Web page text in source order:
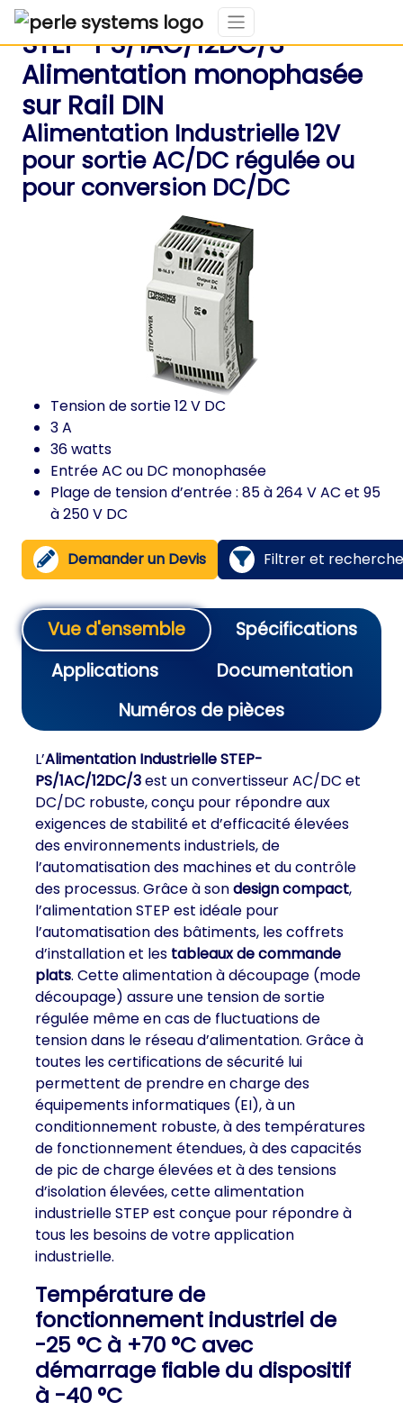
STEP-PS/1AC/12DC/3
Alimentation monophasée
sur Rail DIN
Alimentation Industrielle 12V
pour sortie AC/DC régulée ou
pour conversion DC/DC
Tension de sortie 12 V DC
3 A
36 watts
Entrée AC ou DC monophasée
Plage de tension d’entrée : 85 à 264 V AC et 95
à 250 V DC
Demander un Devis Filtrer et
Vue d'ensemble
Spécifications
Applications
Documentation
Numéros de pièces
L’Alimentation Industrielle STEP-
PS/1AC/12DC/3est un convertisseur AC/DC et
DC/DC robuste, conçu pour répondre aux
exigences de stabilité et d’efficacité élevées
des environnements industriels, de
l’automatisation des machines et du contrôle
des processus. Grâce à sondesign compact,
l’alimentation STEP est idéale pour
l’automatisation des bâtiments, les coffrets
d’installation et les tableaux de commande
plats. Cette alimentation à découpage (mode
découpage) assure une tension de sortie
régulée même en cas de fluctuations de
tension dans le réseau d’alimentation. Grâce à
toutes les certifications de sécurité lui
permettent de prendre en charge des
équipements informatiques (EI), à un
conditionnement robuste, à des températures
de fonctionnement étendues, à des capacités
de pic de charge élevées et à des tensions
d’isolation élevées, cette alimentation
industrielle STEP est conçue pour répondre à
tous les besoins de votre application
industrielle.
Température de
fonctionnement industriel de
-25 °C à +70 °C avec
démarrage fiable du dispositif
à -40 °C